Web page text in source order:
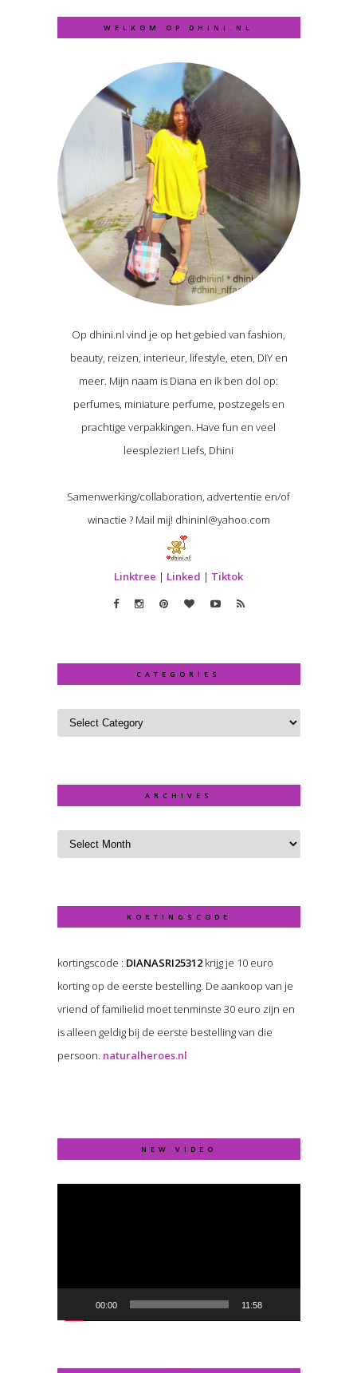
WELKOM OP DHINI.NL
Op dhini.nl vind je op het gebied van fashion,
beauty, reizen, interieur, lifestyle, eten, DIY en
meer. Mijn naam is Diana en ik ben dol op:
perfumes, miniature perfume, postzegels en
prachtige verpakkingen. Have fun en veel
leesplezier! Liefs, Dhini
Samenwerking/collaboration, advertentie en/of
winactie ? Mail mij! dhininl@yahoo.com
Linktree | Linked | Tiktok
CATEGORIES
ARCHIVES
KORTINGSCODE
kortingscode : DIANASRI25312krijg je 10 euro
korting op de eerste bestelling. De aankoop van je
vriend of familielid moet tenminste 30 euro zijn en
is alleen geldig bij de eerste bestelling van die
persoon. naturalheroes.nl
NEW VIDEO
Video
00:00 11:58